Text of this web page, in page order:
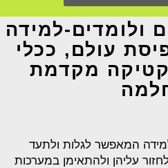
ולומדים-למידה
עולם, ככלי
מקדמת
המאפשר לגלות ולתעד
עליהן ולהתאימן במערכות